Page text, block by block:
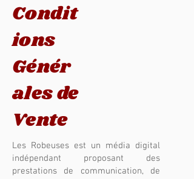
Condit
ions
Génér
ales de
Vente
Les Robeuses est un média digital
indépendant proposant des
prestations de communication, de